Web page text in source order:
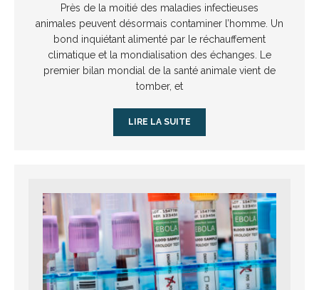
Près de la moitié des maladies infectieuses
animales peuvent désormais contaminer l’homme. Un
bond inquiétant alimenté par le réchauffement
climatique et la mondialisation des échanges. Le
premier bilan mondial de la santé animale vient de
tomber, et
LIRE LA SUITE